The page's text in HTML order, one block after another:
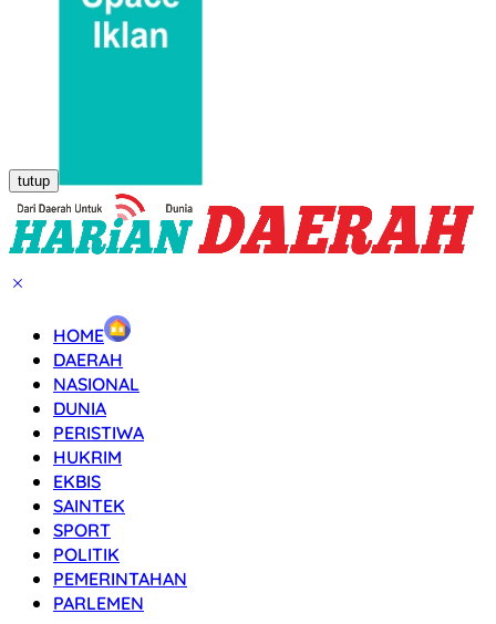
tutup
HOME
DAERAH
NASIONAL
DUNIA
PERISTIWA
HUKRIM
EKBIS
SAINTEK
SPORT
POLITIK
PEMERINTAHAN
PARLEMEN